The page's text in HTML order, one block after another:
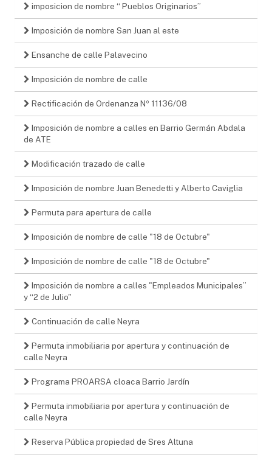
imposicion de nombre “ Pueblos Originarios”
Imposición de nombre San Juan al este
Ensanche de calle Palavecino
Imposición de nombre de calle
Rectificación de Ordenanza Nº 11136/08
Imposición de nombre a calles en Barrio Germán Abdala
de ATE
Modificación trazado de calle
Imposición de nombre Juan Benedetti y Alberto Caviglia
Permuta para apertura de calle
Imposición de nombre de calle "18 de Octubre"
Imposición de nombre de calle "18 de Octubre"
Imposición de nombre a calles "Empleados Municipales”
y “2 de Julio"
Continuación de calle Neyra
Permuta inmobiliaria por apertura y continuación de
calle Neyra
Programa PROARSA cloaca Barrio Jardín
Permuta inmobiliaria por apertura y continuación de
calle Neyra
Reserva Pública propiedad de Sres Altuna